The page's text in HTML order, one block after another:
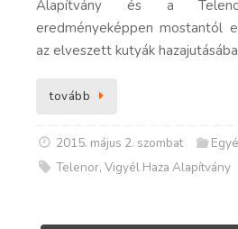
Alapítvány és a Telenor
eredményeképpen mostantól
az elveszett kutyák
tovább
2015. május 2. szombat
Telenor,Vigyél Haza Alapítvány